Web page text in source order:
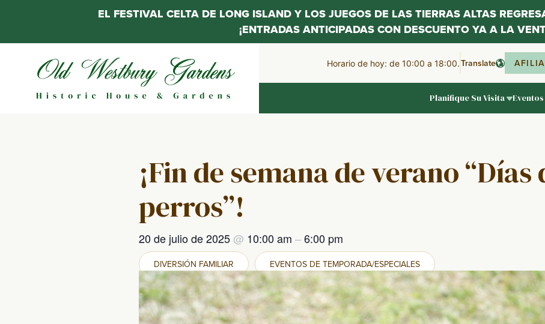
contenido
Horario de hoy: de 10:00 a 18:00.Translate
Planifique Su Visita Eventos
¡Fin de semana de verano “Días
perros”!
20 de julio de 2025@ 10:00 am –6:00 pm
DIVERSIÓN FAMILIAR EVENTOS DE TEMPORADA/ESPECIALES
EL FESTIVAL CELTA DE LONG ISLAND Y LOS JUEGOS DE LAS TIERRAS ALTAS
¡ENTRADAS ANTICIPADAS CON DESCUENTO YA A LA